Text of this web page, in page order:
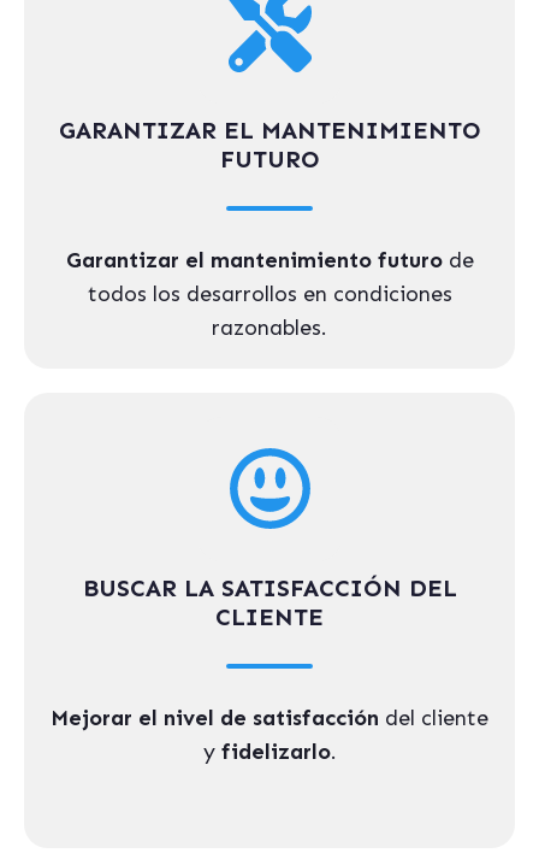
GARANTIZAR EL MANTENIMIENTO
FUTURO
Garantizar el mantenimiento futurode
todos los desarrollos en condiciones
razonables.
BUSCAR LA SATISFACCIÓN DEL
CLIENTE
Mejorar el nivel de satisfacción del cliente
y fidelizarlo.